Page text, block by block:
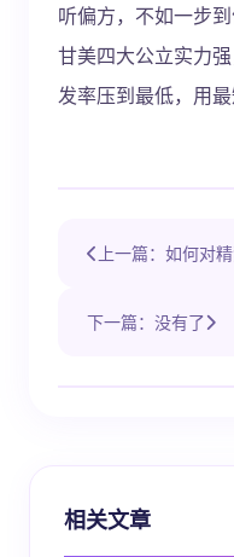
听偏方，不如一步
甘美四大公立实力
发率压到最低，用最
上一篇：如何对
下一篇：没有了
相关文章